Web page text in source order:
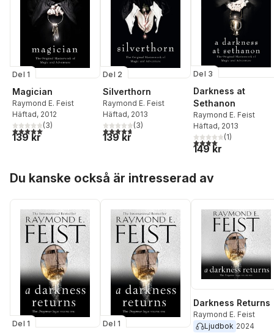
Del 1
Magician
Raymond E. Feist
Häftad, 2012
5,0utav 5 stjärnor. Totalt antal röster:
(3)
139 kr
Del 2
Silverthorn
Raymond E. Feist
Häftad, 2013
4,7utav 5 stjärnor. Totalt antal röster:
(3)
139 kr
Del 3
Darkness at
Sethanon
Raymond E. Feist
Häftad, 2013
4,0utav 5 stjärnor.
(1)
149 kr
Du kanske också är intresserad av
Del 1 Del 1
Darkness Returns
Raymond E. Feist
Ljudbok 2024